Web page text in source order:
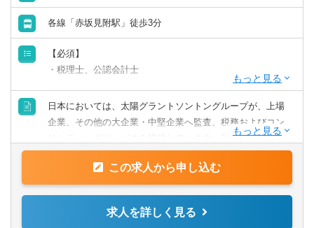
各線「赤坂見附駅」徒歩3分
【必須】
・税理士、公認会計士
日系大規模法人に対する税務顧問・申告業務の経験
各種法人向けコンサルティング、国際税務コンサルティン
読み書きを中心とするビジネス英語スキルがあれば尚可
日本においては、太陽グラントソントングループが、上場
企業、その他の大企業・中堅企業へ監査、税務およびコン
サルティングサービスを提供しています。私たちはそのう
ち税務業務を専門に行う税理士法人です。国内の税務業務
はもちろん、各国ネットワークファームと連携を取り合い
ながら国際的な業務も幅広く行っています。
この求人から申し込む
求人を詳しく見る